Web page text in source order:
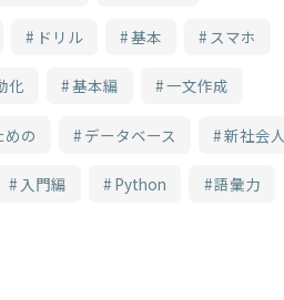
ドリル 基本 スマホ
化 基本編 一文作成
の データベース 新社会人
入門編 Python 語彙力